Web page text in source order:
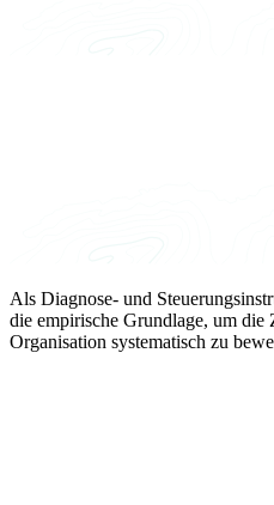
Als Diagnose- und
die empirische Grundlage, um
Organisation systematisch zu